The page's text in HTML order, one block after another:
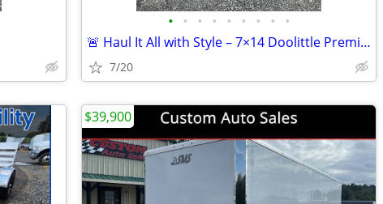
• • • • • • • • •
🚨 Haul It All with Style – 7×14 Doolittle Premier Cargo! 🚨
7/20
$39,900